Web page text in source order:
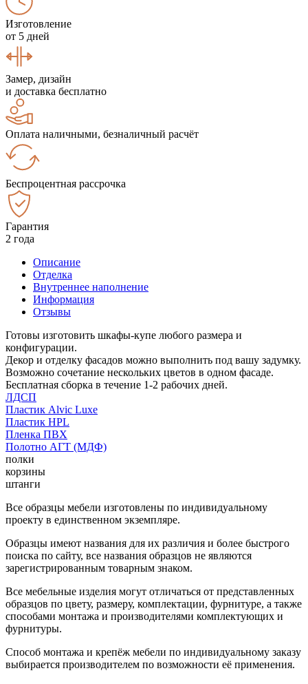
Изготовление
от 5 дней
Замер, дизайн
и доставка бесплатно
Оплата наличными, безналичный расчёт
Беспроцентная рассрочка
Гарантия
2 года
Описание
Отделка
Внутреннее наполнение
Информация
Отзывы
Готовы изготовить шкафы-купе любого размера и
конфигурации.
Декор и отделку фасадов можно выполнить под вашу задумку.
Возможно сочетание нескольких цветов в одном фасаде.
Бесплатная сборка в течение 1-2 рабочих дней.
ЛДСП
Пластик Alvic Luxe
Пластик HPL
Пленка ПВХ
Полотно АГТ (МДФ)
полки
корзины
штанги
Все образцы мебели изготовлены по индивидуальному
проекту в единственном экземпляре.
Образцы имеют названия для их различия и более быстрого
поиска по сайту, все названия образцов не являются
зарегистрированным товарным знаком.
Все мебельные изделия могут отличаться от представленных
образцов по цвету, размеру, комплектации, фурнитуре, а также
способами монтажа и производителями комплектующих и
фурнитуры.
Способ монтажа и крепёж мебели по индивидуальному заказу
выбирается производителем по возможности её применения.